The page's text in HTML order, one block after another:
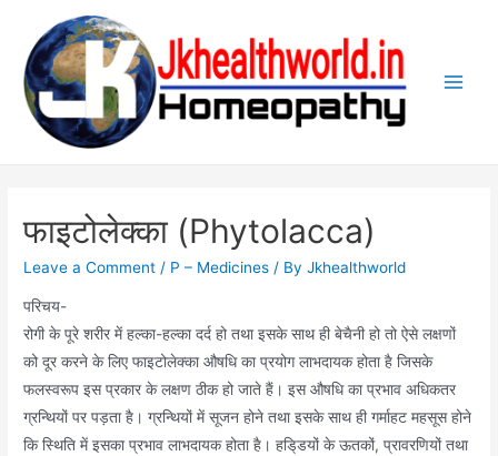
content
फाइटोलेक्का (Phytolacca)
Leave a Comment / P – Medicines / ByJkhealthworld
परिचय-
रोगी के पूरे शरीर में हल्का-हल्का दर्द हो तथा इसके साथ ही बेचैनी हो तो ऐसे लक्षणों
को दूर करने के लिए फाइटोलेक्का औषधि का प्रयोग लाभदायक होता है जिसके
फलस्वरूप इस प्रकार के लक्षण ठीक हो जाते हैं। इस औषधि का प्रभाव अधिकतर
ग्रन्थियों पर पड़ता है। ग्रन्थियों में सूजन होने तथा इसके साथ ही गर्माहट महसूस होने
कि स्थिति में इसका प्रभाव लाभदायक होता है। हडि्डयों के ऊतकों, प्रावरणियों तथा